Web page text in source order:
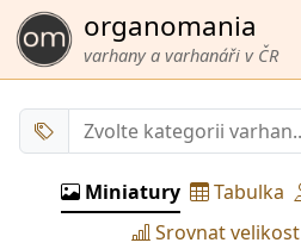
organomania
varhany a varhanáři v ČR
Miniatury Tabulka
Srovnat velikost